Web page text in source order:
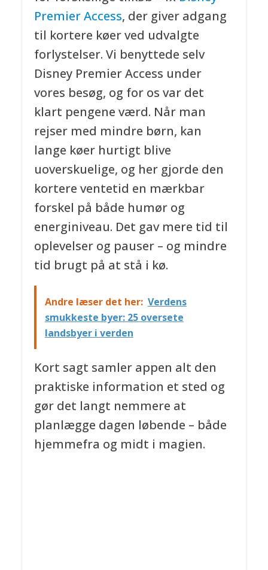
Premier Access, der giver adgang
til kortere køer ved udvalgte
forlystelser. Vi benyttede selv
Disney Premier Access under
vores besøg, og for os var det
klart pengene værd. Når man
rejser med mindre børn, kan
lange køer hurtigt blive
uoverskuelige, og her gjorde den
kortere ventetid en mærkbar
forskel på både humør og
energiniveau. Det gav mere tid til
oplevelser og pauser – og mindre
tid brugt på at stå i kø.
Andre læser det her: Verdens
smukkeste byer: 25 oversete
landsbyer i verden
Kort sagt samler appen alt den
praktiske information et sted og
gør det langt nemmere at
planlægge dagen løbende – både
hjemmefra og midt i magien.